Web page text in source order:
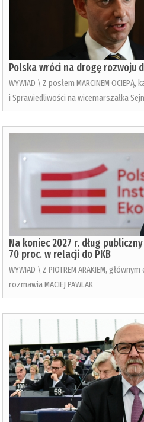
Polska wróci na drogę rozwoju
WYWIAD \ Z posłem MARCINEM
i Sprawiedliwości na wicemarszałka
Na koniec 2027 r. dług
70 proc. w relacji do PKB
WYWIAD \ Z PIOTREM ARAKIEM,
rozmawia MACIEJ PAWLAK